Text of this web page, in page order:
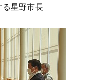
る星野市長